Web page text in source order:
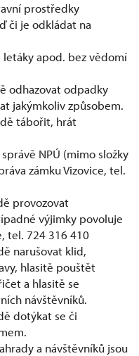
prostředky
či je odkládat na
apod. bez vědomí
odhazovat odpadky
jakýmkoliv způsobem.
tábořit, hrát
NPÚ (mimo složky
zámku Vizovice, tel.
provozovat
výjimky povoluje
tel. 724 316 410
narušovat klid,
hlasitě pouštět
a hlasitě se
návštěvníků.
dotýkat se či
a návštěvníků jsou